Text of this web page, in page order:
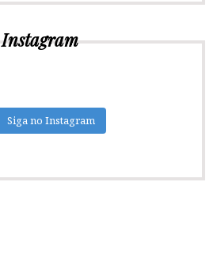
Instagram
Siga no Instagram